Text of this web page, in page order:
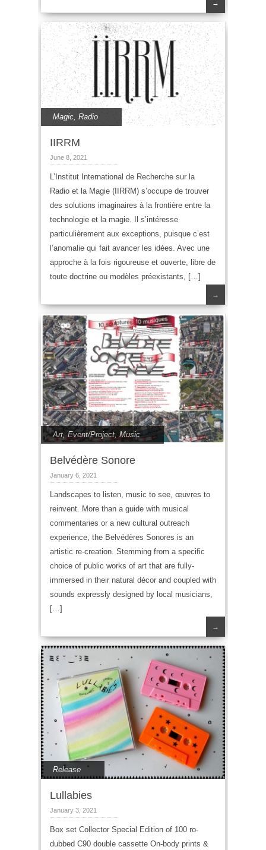
→
Magic Radio
IIRRM
June 8, 2021
L’Institut International de Recherche sur la
Radio et la Magie (IIRRM) s’occupe de trouver
des solutions imaginaires à la frontière entre la
technologie et la magie. Il s’intéresse
particulièrement aux exceptions, puisque c’est
l’anomalie qui fait avancer les idées. Avec une
approche à la fois rigoureuse et ouverte, libre de
toute doctrine ou modèles préexistants, […]
→
Art,Event/Project, Music
Belvédère Sonore
January 6, 2021
Landscapes to listen, music to see, œuvres to
reinvent. More than a guide with musical
commentaries or a new cultural outreach
experience, the Belvédères Sonores is an
artistic re-creation. Stemming from a specific
choice of public works of art that are fully-
immersed in their natural décor and coupled with
sounds expressly designed by local musicians,
[…]
→
Release
Lullabies
January 3, 2021
Box set Collector Special Edition of 100 ro-
dubbed C90 double cassette On-body prints &